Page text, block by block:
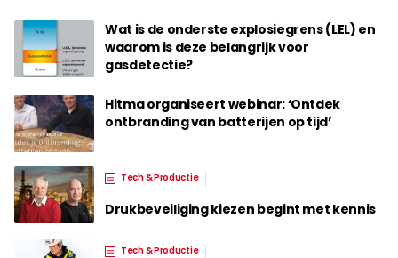
Wat is de onderste explosiegrens (LEL) en
waarom is deze belangrijk voor
gasdetectie?
Hitma organiseert webinar: ‘Ontdek
ontbranding van batterijen op tijd’
Tech & Productie
Drukbeveiliging kiezen begint met kennis
Tech & Productie